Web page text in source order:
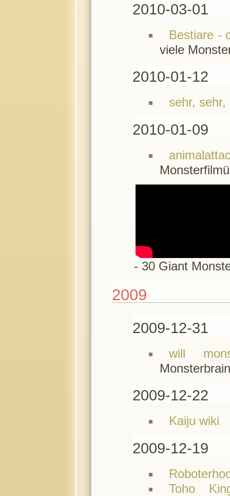
2010-03-01
Bestiare -
viele
2010-01-12
sehr,
2010-01-09
- 30 Giant
2009
2009-12-31
will
2009-12-22
Kaiju wiki
2009-12-19
Toho